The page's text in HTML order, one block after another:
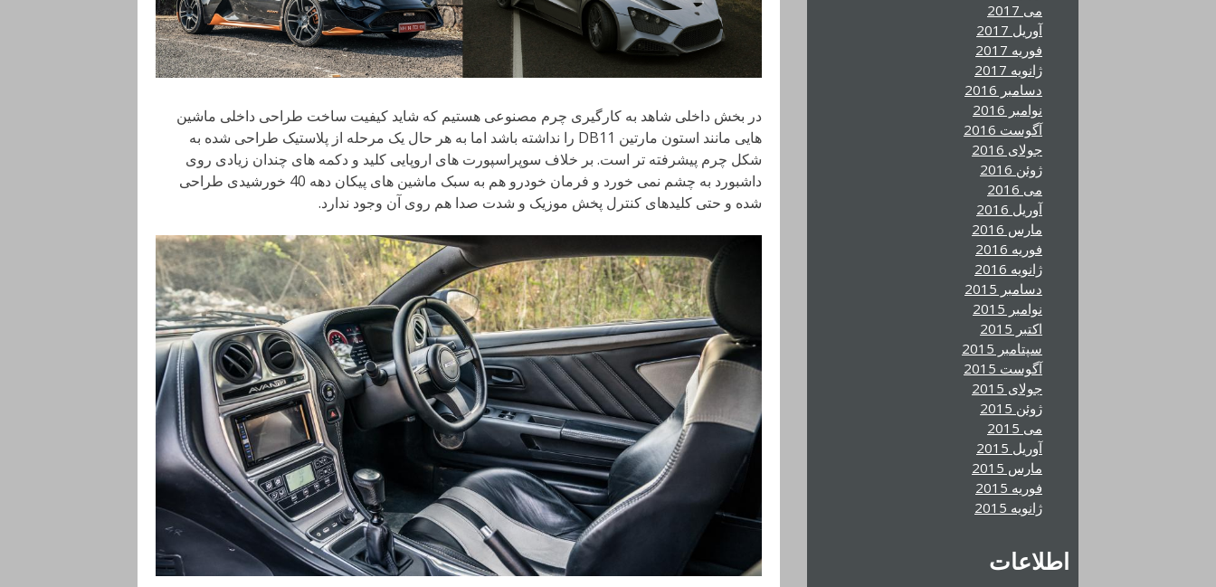
در بخش داخلی شاهد به کارگیری چرم مصنوعی هستیم که شاید کیفیت ساخت طراحی داخلی ماشین
هایی مانند استون مارتین DB11 را نداشته باشد اما به هر حال یک مرحله از پلاستیک طراحی شده به
شکل چرم پیشرفته تر است. بر خلاف سوپراسپورت های اروپایی کلید و دکمه های چندان زیادی روی
داشبورد به چشم نمی خورد و فرمان خودرو هم به سبک ماشین های پیکان دهه 40 خورشیدی طراحی
شده و حتی کلیدهای کنترل پخش موزیک و شدت صدا هم روی آن وجود ندارد.
می 2017
آوریل 2017
فوریه 2017
ژانویه 2017
دسامبر 2016
نوامبر 2016
آگوست 2016
جولای 2016
ژوئن 2016
می 2016
آوریل 2016
مارس 2016
فوریه 2016
ژانویه 2016
دسامبر 2015
نوامبر 2015
اکتبر 2015
سپتامبر 2015
آگوست 2015
جولای 2015
ژوئن 2015
می 2015
آوریل 2015
مارس 2015
فوریه 2015
ژانویه 2015
اطلاعات